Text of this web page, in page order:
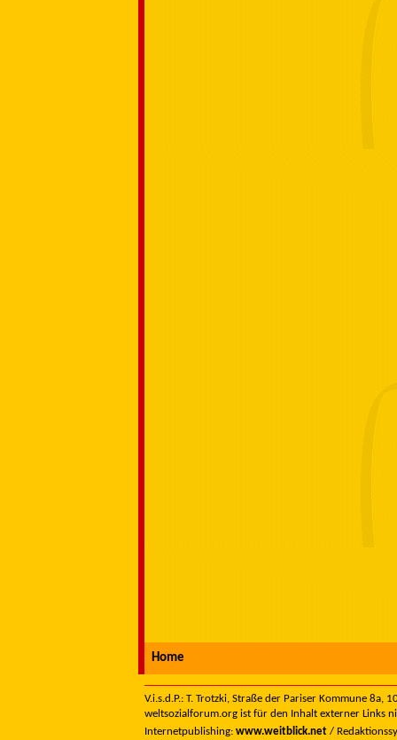
Home
V.i.s.d.P.: T. Trotzki, Straße der Pariser Kommune
weltsozialforum.org ist für den Inhalt externer Links
Internetpublishing: www.weitblick.net /